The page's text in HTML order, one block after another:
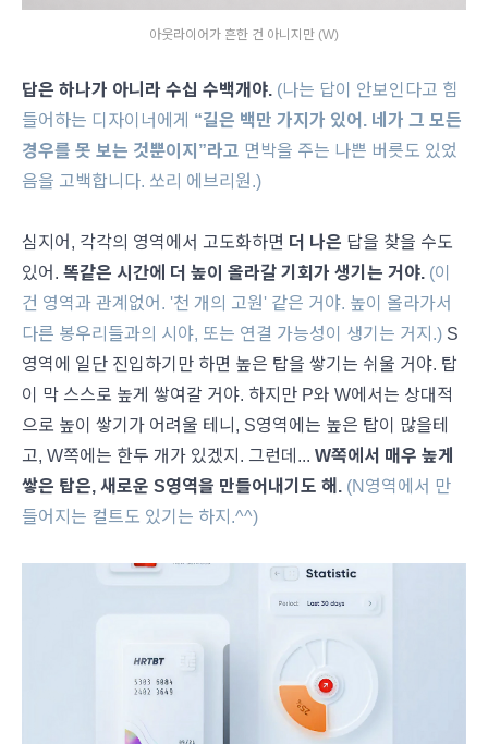
아웃라이어가 흔한 건 아니지만 (W)
답은 하나가 아니라 수십 수백개야. (나는 답이 안보인다고 힘
들어하는 디자이너에게 “길은 백만 가지가 있어. 네가 그 모든
경우를 못 보는 것뿐이지”라고 면박을 주는 나쁜 버릇도 있었
음을 고백합니다. 쏘리 에브리원.)
심지어, 각각의 영역에서 고도화하면 더 나은 답을 찾을 수도
있어. 똑같은 시간에 더 높이 올라갈 기회가 생기는 거야. (이
건 영역과 관계없어. '천 개의 고원' 같은 거야. 높이 올라가서
다른 봉우리들과의 시야, 또는 연결 가능성이 생기는 거지.) S
영역에 일단 진입하기만 하면 높은 탑을 쌓기는 쉬울 거야. 탑
이 막 스스로 높게 쌓여갈 거야. 하지만 P와 W에서는 상대적
으로 높이 쌓기가 어려울 테니, S영역에는 높은 탑이 많을테
고, W쪽에는 한두 개가 있겠지. 그런데... W쪽에서 매우 높게
쌓은 탑은, 새로운 S영역을 만들어내기도 해. (N영역에서 만
들어지는 컬트도 있기는 하지.^^)